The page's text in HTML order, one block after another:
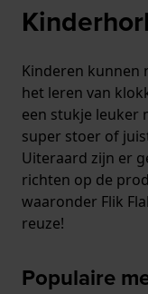
Kinderen kunnen
het leren van
een stukje leuker
super stoer of
Uiteraard zijn er
richten op de
waaronder Flik
reuze!
Populaire